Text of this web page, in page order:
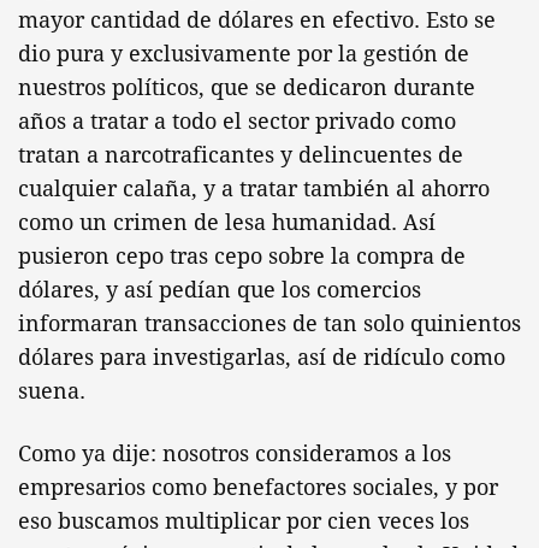
mayor cantidad de dólares en efectivo. Esto se
dio pura y exclusivamente por la gestión de
nuestros políticos, que se dedicaron durante
años a tratar a todo el sector privado como
tratan a narcotraficantes y delincuentes de
cualquier calaña, y a tratar también al ahorro
como un crimen de lesa humanidad. Así
pusieron cepo tras cepo sobre la compra de
dólares, y así pedían que los comercios
informaran transacciones de tan solo quinientos
dólares para investigarlas, así de ridículo como
suena.
Como ya dije: nosotros consideramos a los
empresarios como benefactores sociales, y por
eso buscamos multiplicar por cien veces los